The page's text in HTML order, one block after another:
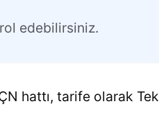
edebilirsiniz.
hattı, tarife olarak Tek